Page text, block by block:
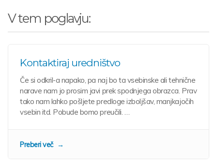
V tem poglavju:
Kontaktiraj uredništvo
Če si odkril-a napako, pa naj bo ta vsebinske ali tehnične
narave nam jo prosim javi prek spodnjega obrazca. Prav
tako nam lahko pošljete predloge izboljšav, manjkajočih
vsebin itd. Pobude bomo preučili. …
Preberi več